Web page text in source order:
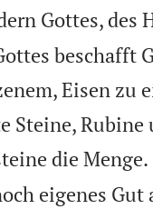
Gottes, des
beschafft
Eisen zu
Steine, Rubine
die Menge.
eigenes Gut